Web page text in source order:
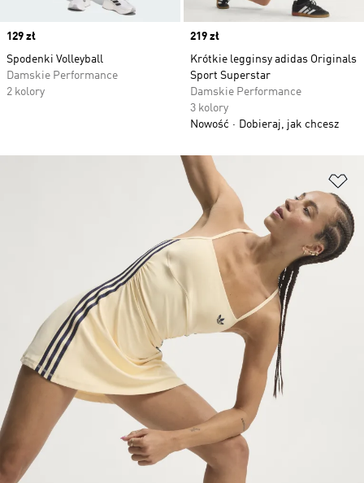
Price
129 zł
Spodenki Volleyball
Damskie Performance
2 kolory
Price
219 zł
Krótkie legginsy adidas Originals
Sport Superstar
Damskie Performance
3 kolory
Nowość
Dobieraj, jak chcesz